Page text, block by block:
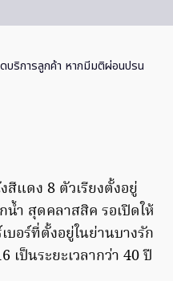
บริการลูกค้า หากมีมติผ่อนปรน
สีแดง 8 ตัวเรียงตั้งอยู่
น้ำ สุดคลาสสิค รอเปิดให้
บอร์ที่ตั้งอยู่ในย่านบางรัก
เป็นระยะเวลากว่า 40 ปี